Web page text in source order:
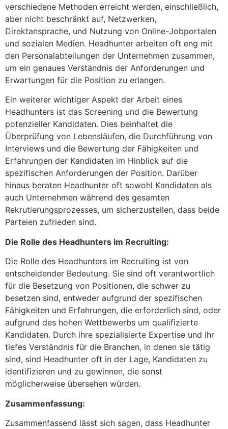
verschiedene Methoden erreicht werden, einschließlich,
aber nicht beschränkt auf, Netzwerken,
Direktansprache, und Nutzung von Online-Jobportalen
und sozialen Medien. Headhunter arbeiten oft eng mit
den Personalabteilungen der Unternehmen zusammen,
um ein genaues Verständnis der Anforderungen und
Erwartungen für die Position zu erlangen.
Ein weiterer wichtiger Aspekt der Arbeit eines
Headhunters ist das Screening und die Bewertung
potenzieller Kandidaten. Dies beinhaltet die
Überprüfung von Lebensläufen, die Durchführung von
Interviews und die Bewertung der Fähigkeiten und
Erfahrungen der Kandidaten im Hinblick auf die
spezifischen Anforderungen der Position. Darüber
hinaus beraten Headhunter oft sowohl Kandidaten als
auch Unternehmen während des gesamten
Rekrutierungsprozesses, um sicherzustellen, dass beide
Parteien zufrieden sind.
Die Rolle des Headhunters im Recruiting:
Die Rolle des Headhunters im Recruiting ist von
entscheidender Bedeutung. Sie sind oft verantwortlich
für die Besetzung von Positionen, die schwer zu
besetzen sind, entweder aufgrund der spezifischen
Fähigkeiten und Erfahrungen, die erforderlich sind, oder
aufgrund des hohen Wettbewerbs um qualifizierte
Kandidaten. Durch ihre spezialisierte Expertise und ihr
tiefes Verständnis für die Branchen, in denen sie tätig
sind, sind Headhunter oft in der Lage, Kandidaten zu
identifizieren und zu gewinnen, die sonst
möglicherweise übersehen würden.
Zusammenfassung:
Zusammenfassend lässt sich sagen, dass Headhunter